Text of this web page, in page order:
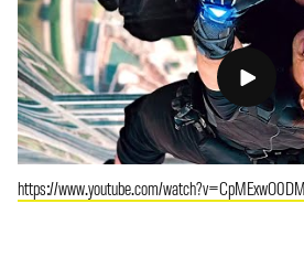
https://www.youtube.com/